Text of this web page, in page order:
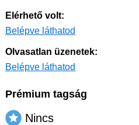
Elérhető volt:
Belépve láthatod
Olvasatlan üzenetek:
Belépve láthatod
Prémium tagság
Nincs